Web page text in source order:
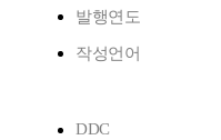
발행연도
작성언어
DDC